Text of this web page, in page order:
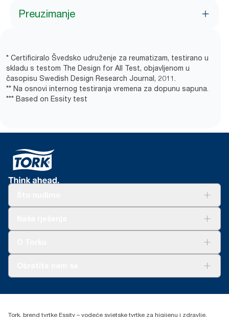
Preuzimanje
* Certificiralo Švedsko udruženje za reumatizam, testirano u
skladu s testom The Design for All Test, objavljenom u
časopisu Swedish Design Research Journal, 2011.
** Na osnovi internog testiranja vremena za dopunu sapuna.
*** Based on Essity test
+385 913 900 004
Tork, brend tvrtke Essity – vodeće svjetske tvrtke za higijenu i zdravlje.